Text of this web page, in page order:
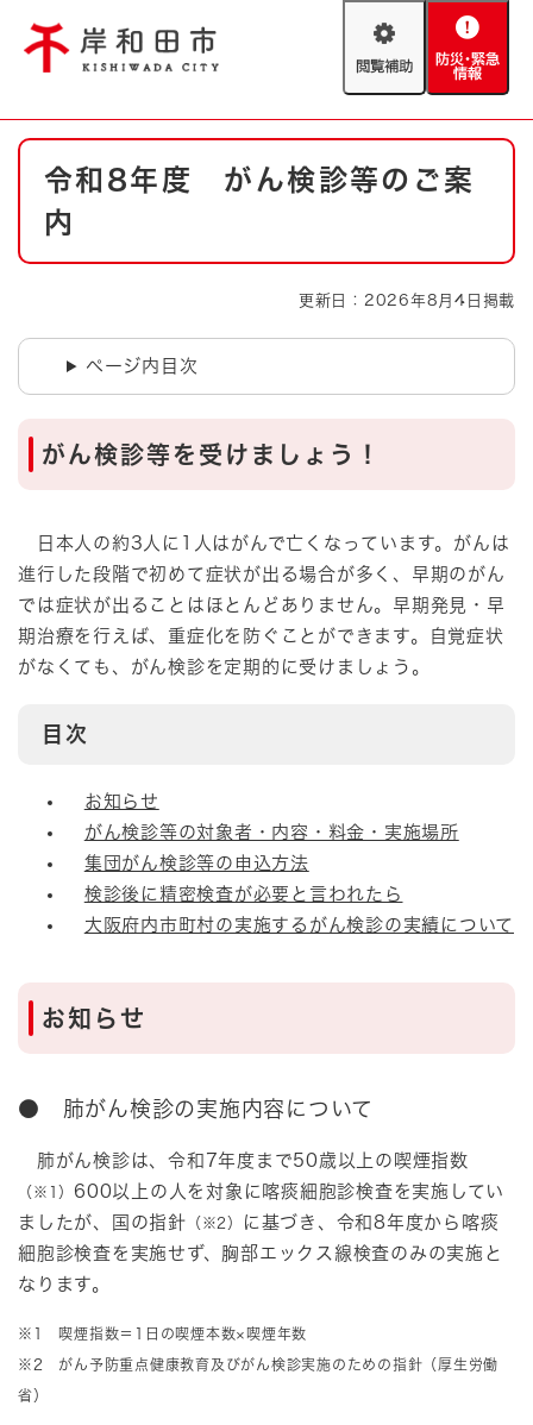
閲
助
防
緊
情
やさしい日本語
防災・緊急情報 救急・消防
本
令和8年度 がん検診等のご案
内
更新日：2026年8月4日掲載
ページ内目次
がん検診等を受けましょう！
日本人の約3人に1人はがんで亡くなっています。がんは
進行した段階で初めて症状が出る場合が多く、早期のがん
では症状が出ることはほとんどありません。早期発見・早
期治療を行えば、重症化を防ぐことができます。自覚症状
がなくても、がん検診を定期的に受けましょう。
目次
お知らせ
がん検診等の対象者・内容・料金・実施場所
集団がん検診等の申込方法
検診後に精密検査が必要と言われたら
大阪府内市町村の実施するがん検診の実績について
お知らせ
● 肺がん検診の実施内容について
肺がん検診は、令和7年度まで50歳以上の喫煙指数
（※1） 600以上の人を対象に喀痰細胞診検査を実施してい
ましたが、国の指針 （※2）
に基づき、令和8年度から喀痰
細胞診検査を実施せず、胸部エックス線検査のみの実施と
なります。
※1 喫煙指数＝1日の喫煙本数×喫煙年数
※2 がん予防重点健康教育及びがん検診実施のための指針（厚生労働
省）​